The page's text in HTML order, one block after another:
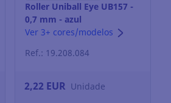
Roller Uniball Eye UB157 -
0,7 mm - azul
Ver 3+ cores/modelos
Ref.: 19.208.084
2,22 EUR Unidade